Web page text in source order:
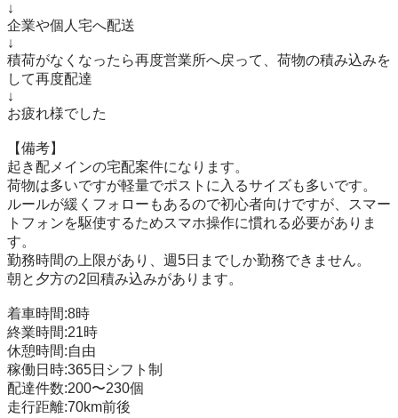
↓
企業や個人宅へ配送
↓
積荷がなくなったら再度営業所へ戻って、荷物の積み込みを
して再度配達
↓
お疲れ様でした
【備考】
起き配メインの宅配案件になります。
荷物は多いですが軽量でポストに入るサイズも多いです。
ルールが緩くフォローもあるので初心者向けですが、スマー
トフォンを駆使するためスマホ操作に慣れる必要がありま
す。
勤務時間の上限があり、週5日までしか勤務できません。
朝と夕方の2回積み込みがあります。
着車時間:8時
終業時間:21時
休憩時間:自由
稼働日時:365日シフト制
配達件数:200〜230個
走行距離:70km前後